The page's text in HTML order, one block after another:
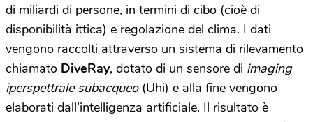
di miliardi di persone, in termini di cibo (cioè di
disponibilità ittica) e regolazione del clima. I dati
vengono raccolti attraverso un sistema di rilevamento
chiamato DiveRay, dotato di un sensore di imaging
iperspettrale subacqueo(Uhi) e alla fine vengono
elaborati dall’intelligenza artificiale. Il risultato è